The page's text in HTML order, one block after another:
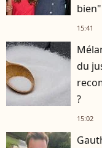
bien"
15:41
du
?
15:02